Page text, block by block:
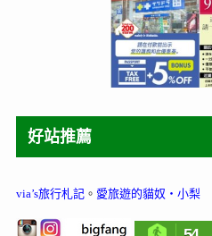
好站推薦
via’s旅行札記。 愛旅遊的貓奴‧小梨